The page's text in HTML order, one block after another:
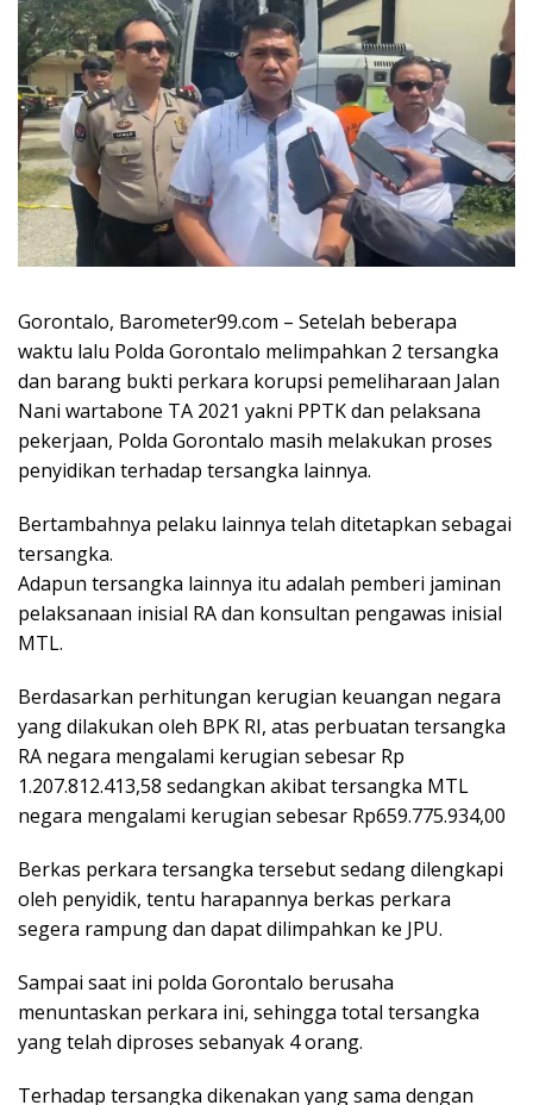
Gorontalo, Barometer99.com – Setelah beberapa
waktu lalu Polda Gorontalo melimpahkan 2 tersangka
dan barang bukti perkara korupsi pemeliharaan Jalan
Nani wartabone TA 2021 yakni PPTK dan pelaksana
pekerjaan, Polda Gorontalo masih melakukan proses
penyidikan terhadap tersangka lainnya.
Bertambahnya pelaku lainnya telah ditetapkan sebagai
tersangka.
Adapun tersangka lainnya itu adalah pemberi jaminan
pelaksanaan inisial RA dan konsultan pengawas inisial
MTL.
Berdasarkan perhitungan kerugian keuangan negara
yang dilakukan oleh BPK RI, atas perbuatan tersangka
RA negara mengalami kerugian sebesar Rp
1.207.812.413,58 sedangkan akibat tersangka MTL
negara mengalami kerugian sebesar Rp659.775.934,00
Berkas perkara tersangka tersebut sedang dilengkapi
oleh penyidik, tentu harapannya berkas perkara
segera rampung dan dapat dilimpahkan ke JPU.
Sampai saat ini polda Gorontalo berusaha
menuntaskan perkara ini, sehingga total tersangka
yang telah diproses sebanyak 4 orang.
Terhadap tersangka dikenakan yang sama dengan